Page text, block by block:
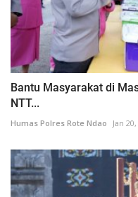
Bantu Masyarakat di
NTT...
Humas Polres Rote Ndao Jan